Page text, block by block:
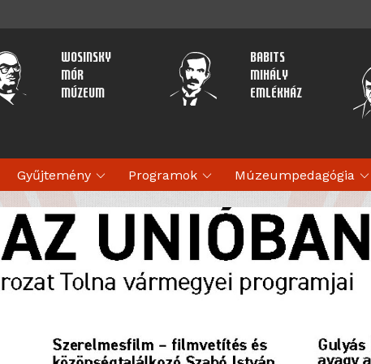
Wosinsky
Mór
Múzeum
Babits
Mihály
Emlékház
Gyűjtemény expand_more Programok expand_more Múzeumpedagógia expand_more